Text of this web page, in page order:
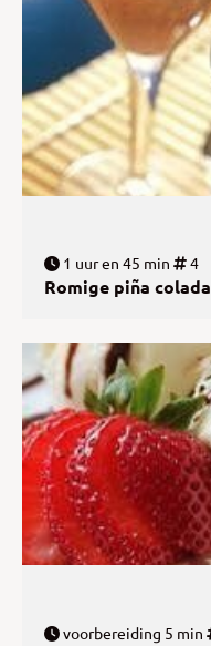
1 uur en 45 min 4
Romige piña colada
voorbereiding 5 min